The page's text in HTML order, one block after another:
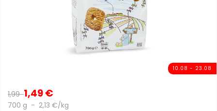
10.08 - 23.08
1,991,49 €
700 g - 2,13 €/kg